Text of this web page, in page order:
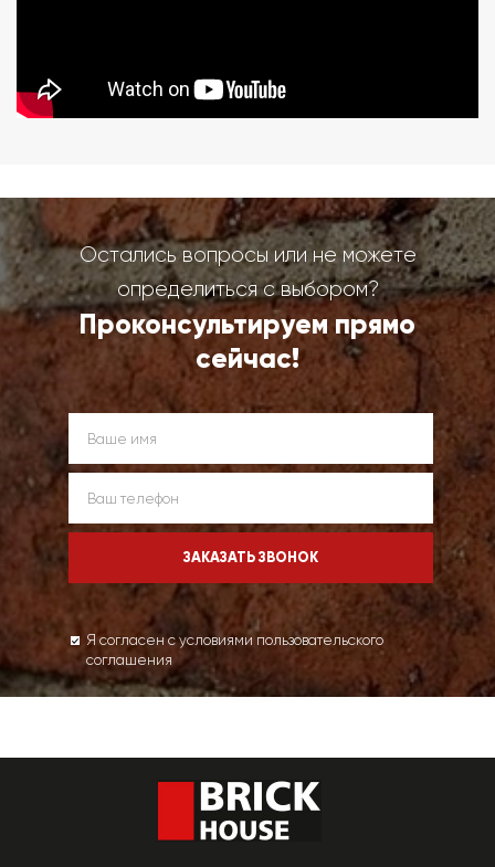
Остались вопросы или не можете
определиться с выбором?
Проконсультируем прямо
сейчас!
Я согласен с условиями пользовательского
соглашения